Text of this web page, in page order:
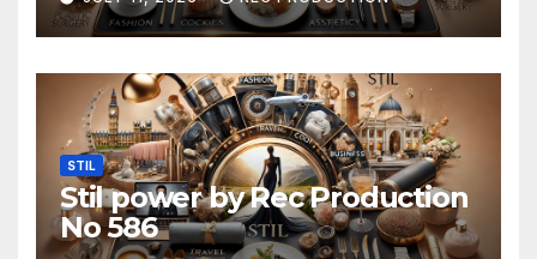
STIL
Stil power by Rec Production
No 586